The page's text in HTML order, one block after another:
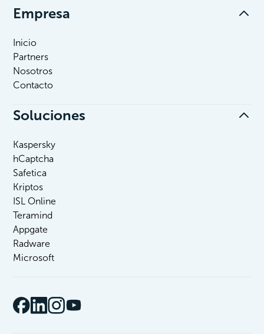
Empresa
Inicio
Partners
Nosotros
Contacto
Soluciones
Kaspersky
hCaptcha
Safetica
Kriptos
ISL Online
Teramind
Appgate
Radware
Microsoft